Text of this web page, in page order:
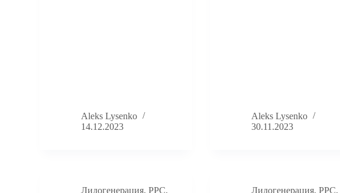
Aleks Lysenko
14.12.2023
Aleks Lysenko
30.11.2023
Лидогенерация,PPC,
Лидогенерация,PPC,